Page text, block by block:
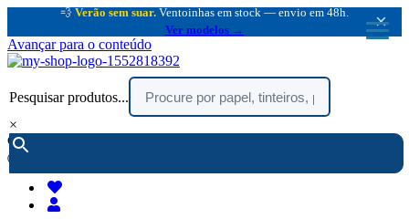
💨 Verão sem suar. Ventoinhas em stock — envio em 48h.
Ver modelos →
×
Avançar para o conteúdo
Pesquisar produtos...
×
encomendar por telefone :
(chamada rede fixa nacional)